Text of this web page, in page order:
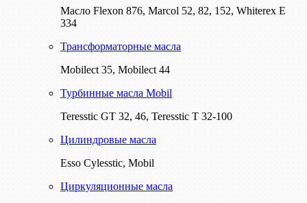
Масло Flexon 876, Marcol 52, 82, 152, Whiterex E
334
Трансформаторные масла
Mobilect 35, Mobilect 44
Турбинные масла Mobil
Teresstic GT 32, 46, Teresstic T 32-100
Цилиндровые масла
Esso Cylesstic, Mobil
Циркуляционные масла